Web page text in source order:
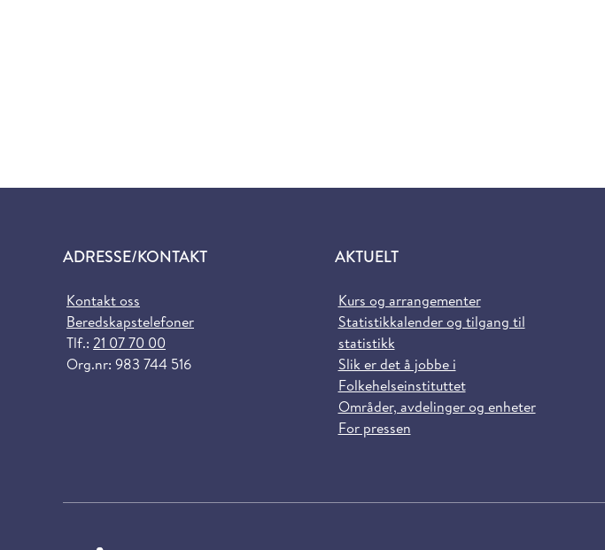
ADRESSE/KONTAKT
Kontakt oss
Beredskapstelefoner
Tlf.: 21 07 70 00
Org.nr: 983 744 516
AKTUELT
Kurs og arrangementer
Statistikkalender og tilgang til
statistikk
Slik er det å jobbe i
Folkehelseinstituttet
Områder, avdelinger og enheter
For pressen